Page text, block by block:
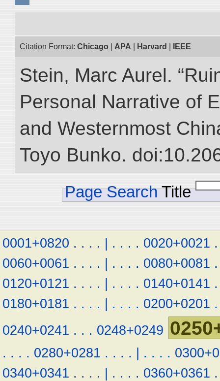
Citation Format: Chicago APA Harvard IEEE
Stein, Marc Aurel.
Personal Narrative of
and Westernmost
Toyo Bunko.
Page Search Title
0001+0820 . . . . | . . . . 0020+0021 .
0060+0061 . . . . | . . . . 0080+0081 .
0120+0121 . . . . | . . . . 0140+0141 .
0180+0181 . . . . | . . . . 0200+0201 .
0240+0241 . . . 0248+0249
. . . . 0280+0281 . . . . | . . . .
0340+0341 . . . . | . . . . 0360+0361 .